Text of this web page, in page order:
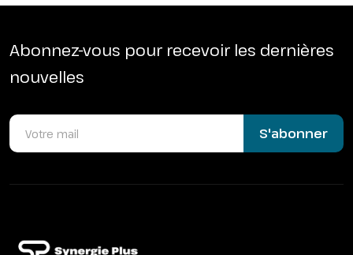
Abonnez-vous pour recevoir les dernières
nouvelles
S'abonner